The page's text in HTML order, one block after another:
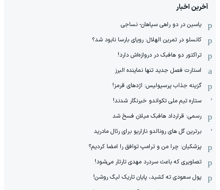
آخرین اخبار
یاسین در دو راهی سپاهان- نساجی
کانسلو در تمرین الهلال: رویای بارسا نابود شد؟
تراکتور دو هافبک در دروازه‌اش دارد!
استارت فصل جدید تنها نماینده البرز
گزینه جذاب پرسپولیس: اژدهای قرمز!
ستاره تیم ملی تکواندو خبرنگار شدند!
رسمی: قرارداد هافبک میلان فسخ شد
برترین گل های رونالدو نازاریو برای رئال مادرید
پزشکیان: چرا من و ترامپ توافق را امضا کردیم؟
تصاویری که باعث سردرد مهدی تارتار می‌شود!
پول سعودی ته کشید، پایان تاریک لیگ روشن!